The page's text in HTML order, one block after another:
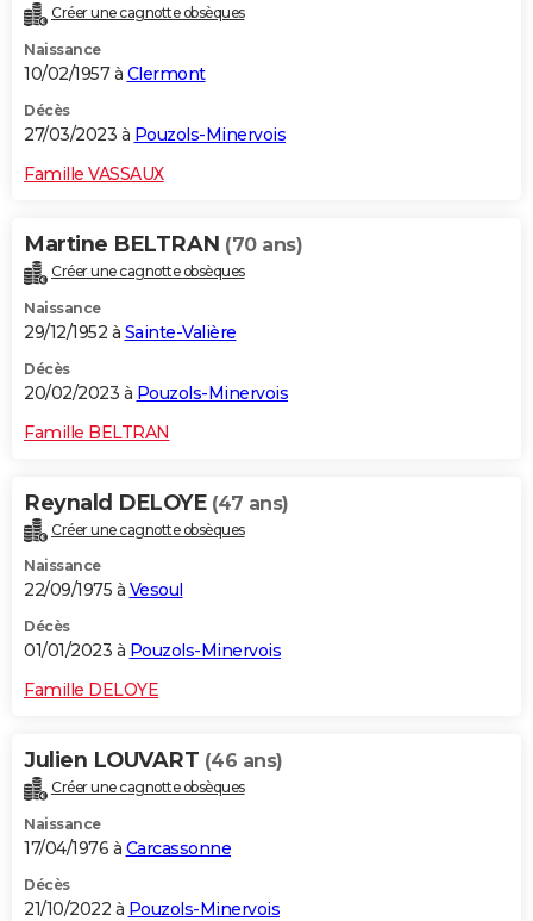
Créer une cagnotte obsèques
Naissance
10/02/1957 à Clermont
Décès
27/03/2023 à Pouzols-Minervois
Famille VASSAUX
Martine BELTRAN (70 ans)
Créer une cagnotte obsèques
Naissance
29/12/1952 à Sainte-Valière
Décès
20/02/2023 à Pouzols-Minervois
Famille BELTRAN
Reynald DELOYE (47 ans)
Créer une cagnotte obsèques
Naissance
22/09/1975 à Vesoul
Décès
01/01/2023 à Pouzols-Minervois
Famille DELOYE
Julien LOUVART (46 ans)
Créer une cagnotte obsèques
Naissance
17/04/1976 à Carcassonne
Décès
21/10/2022 à Pouzols-Minervois